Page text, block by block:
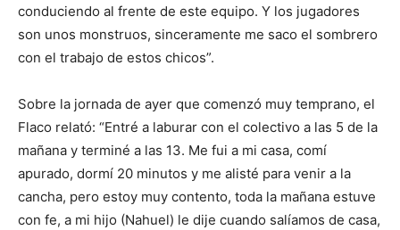
ve…
conduciendo al frente de este equipo. Y los jugadores
son unos monstruos, sin­ceramente me saco el som­brero
con el trabajo de estos chicos”.
Sobre la jornada de ayer que comenzó muy tempra­no, el
Flaco relató: “Entré a laburar con el colectivo a las 5 de la
mañana y terminé a las 13. Me fui a mi casa, comí
apurado, dormí 20 minutos y me alisté para venir a la
cancha, pero estoy muy con­tento, toda la mañana estu­ve
con fe, a mi hijo (Nahuel) le dije cuando salíamos de casa,